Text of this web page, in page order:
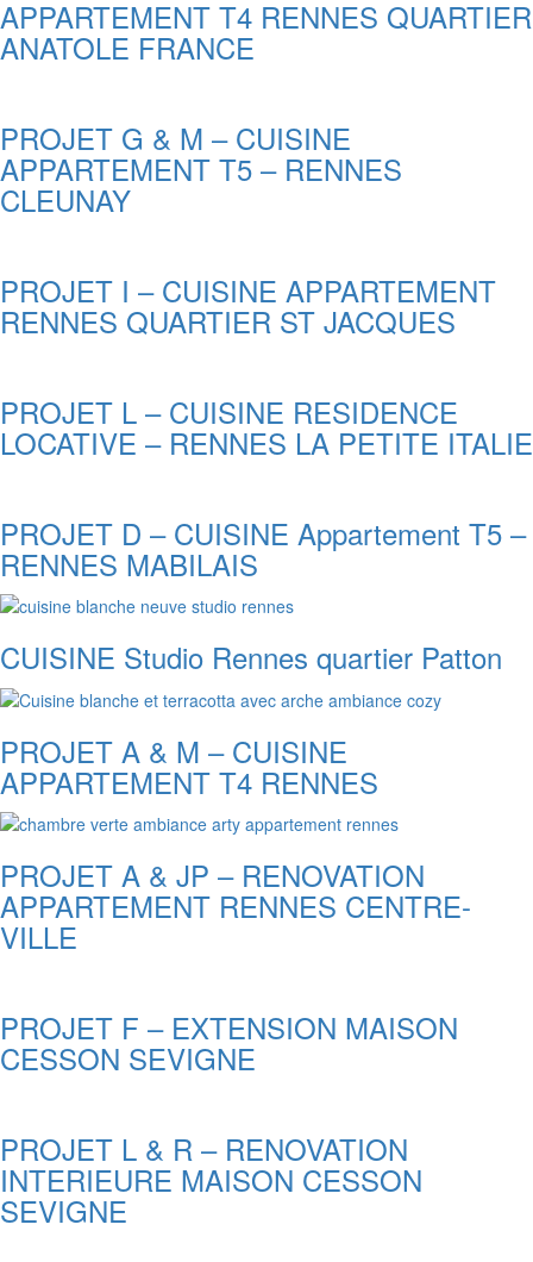
APPARTEMENT T4 RENNES QUARTIER
ANATOLE FRANCE
PROJET G & M – CUISINE
APPARTEMENT T5 – RENNES
CLEUNAY
PROJET I – CUISINE APPARTEMENT
RENNES QUARTIER ST JACQUES
PROJET L – CUISINE RESIDENCE
LOCATIVE – RENNES LA PETITE ITALIE
PROJET D – CUISINE Appartement T5 –
RENNES MABILAIS
CUISINE Studio Rennes quartier Patton
PROJET A & M – CUISINE
APPARTEMENT T4 RENNES
PROJET A & JP – RENOVATION
APPARTEMENT RENNES CENTRE-
VILLE
PROJET F – EXTENSION MAISON
CESSON SEVIGNE
PROJET L & R – RENOVATION
INTERIEURE MAISON CESSON
SEVIGNE